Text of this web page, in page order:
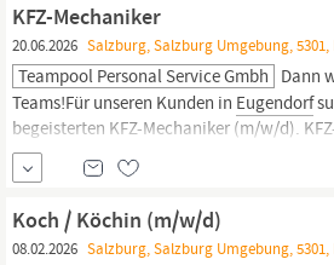
konsequente Ausrichtung auf die
KFZ-Mechaniker
20.06.2026 Salzburg, Salzburg Umgebung,
Teampool Personal Service Gmbh Dann
Teams!Für unseren Kunden in Eugendorf
begeisterten KFZ-Mechaniker (m/w/d).
StandortEugendorf, Salzburg Arbeitszeit
Dich begeistertDurchführung von
Reparaturarbeiten an verschiedenen
und Fehlerbehebung mithilfe moderner...
Koch / Köchin (m/w/d)
08.02.2026 Salzburg, Salzburg Umgebung,